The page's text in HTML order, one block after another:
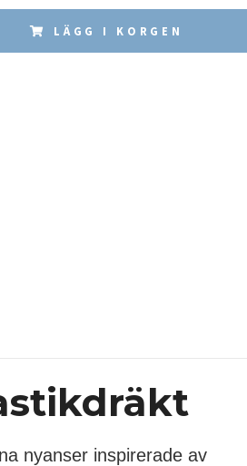
LÄGG I KORGEN
nyanser inspirerade av